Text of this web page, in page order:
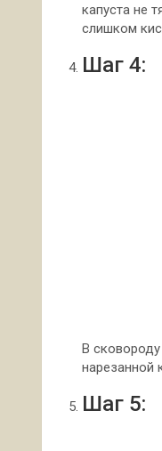
капуста не
слишком
Шаг 4:
В сковороду
нарезанной
Шаг 5: